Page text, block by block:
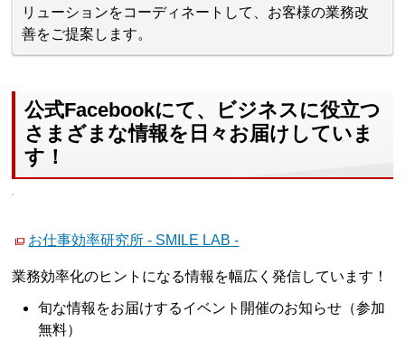
リューションをコーディネートして、お客様の業務改
善をご提案します。
公式Facebookにて、ビジネスに役立つ
さまざまな情報を日々お届けしていま
す！
お仕事効率研究所 - SMILE LAB -
業務効率化のヒントになる情報を幅広く発信しています！
旬な情報をお届けするイベント開催のお知らせ（参加
無料）